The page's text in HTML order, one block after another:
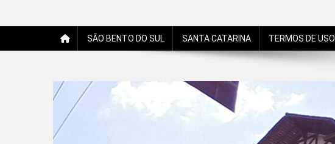
SÃO BENTO DO SUL SANTA CATARINA TERMOS DE USO